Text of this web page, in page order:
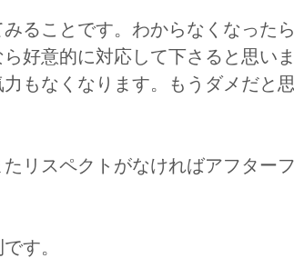
ることです。わからなくなった
好意的に対応して下さると思い
もなくなります。もうダメだと思
リスペクトがなければアフター
す。